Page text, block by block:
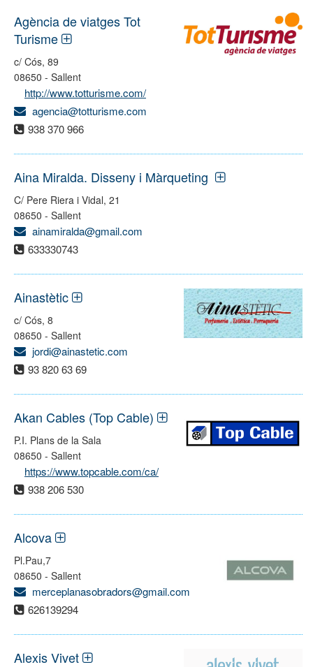
Agència de viatges Tot
Turisme
c/ Cós, 89
08650 - Sallent
http://www.totturisme.com/
agencia@totturisme.com
938 370 966
Aina Miralda. Disseny i Màrqueting
C/ Pere Riera i Vidal, 21
08650 - Sallent
ainamiralda@gmail.com
633330743
Ainastètic
c/ Cós, 8
08650 - Sallent
jordi@ainastetic.com
93 820 63 69
Akan Cables (Top Cable)
P.I. Plans de la Sala
08650 - Sallent
https://www.topcable.com/ca/
938 206 530
Alcova
Pl.Pau,7
08650 - Sallent
merceplanasobradors@gmail.com
626139294
Alexis Vivet